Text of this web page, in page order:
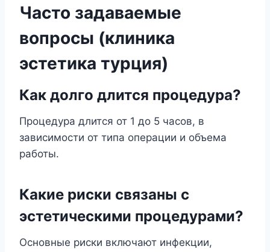
Часто задаваемые
вопросы (клиника
эстетика турция)
Как долго длится процедура?
Процедура длится от 1 до 5 часов, в
зависимости от типа операции и объема
работы.
Какие риски связаны с
эстетическими процедурами?
Основные риски включают инфекции,